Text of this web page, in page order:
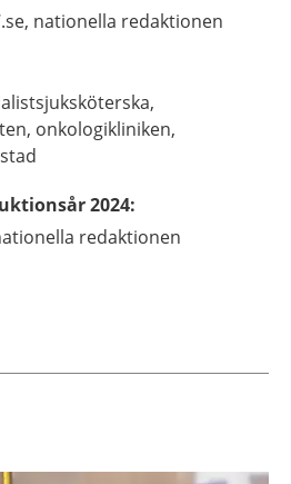
nationella redaktionen
onkologikliniken,
2024:
redaktionen